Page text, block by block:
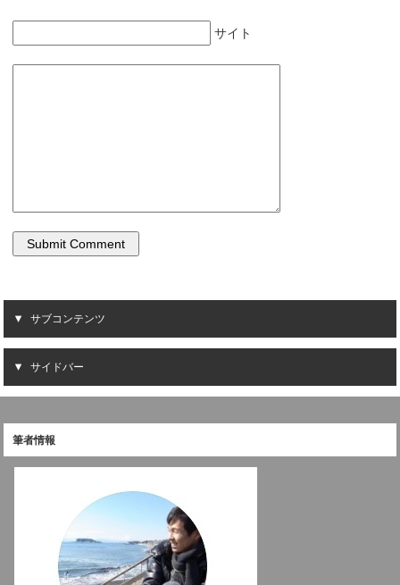
サイト
サブコンテンツ
サイドバー
筆者情報